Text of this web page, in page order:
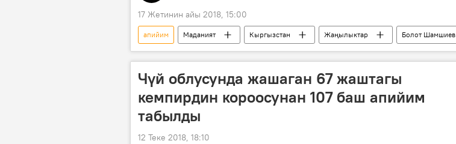
17 Жетинин айы 2018, 15:00
апийим Маданият Кыргызстан Жаңылыктар
Болот Шамшиев
"Бөрү зындан" тасмасы
кылмыш тасма
Чүй облусунда жашаган 67 жаштагы
кемпирдин короосунан 107 баш апийим
табылды
12 Теке 2018, 18:10